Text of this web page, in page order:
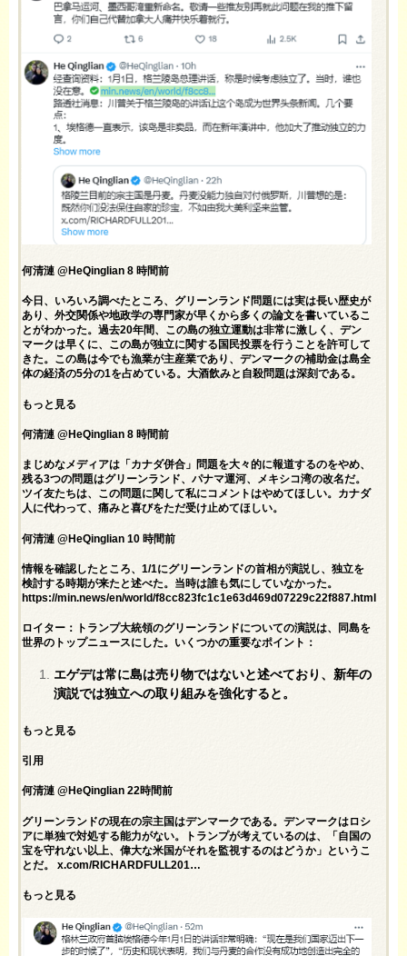
何清漣 @HeQinglian 8 時間前
今日、いろいろ調べたところ、グリーンランド問題には実は長い歴史が
あり、外交関係や地政学の専門家が早くから多くの論文を書いているこ
とがわかった。過去20年間、この島の独立運動は非常に激しく、デン
マークは早くに、この島が独立に関する国民投票を行うことを許可して
きた。この島は今でも漁業が主産業であり、デンマークの補助金は島全
体の経済の5分の1を占めている。大酒飲みと自殺問題は深刻である。
もっと見る
何清漣 @HeQinglian 8 時間前
まじめなメディアは「カナダ併合」問題を大々的に報道するのをやめ、
残る3つの問題はグリーンランド、パナマ運河、メキシコ湾の改名だ。
ツイ友たちは、この問題に関して私にコメントはやめてほしい。カナダ
人に代わって、痛みと喜びをただ受け止めてほしい。
何清漣 @HeQinglian 10 時間前
情報を確認したところ、1/1にグリーンランドの首相が演説し、独立を
検討する時期が来たと述べた。当時は誰も気にしていなかった。
https://min.news/en/world/f8cc823fc1c1e63d469d07229c22f887.html
ロイター：トランプ大統領のグリーンランドについての演説は、同島を
世界のトップニュースにした。いくつかの重要なポイント：
エゲデは常に島は売り物ではないと述べており、新年の
演説では独立への取り組みを強化すると。
もっと見る
引用
何清漣 @HeQinglian 22時間前
グリーンランドの現在の宗主国はデンマークである。デンマークはロシ
アに単独で対処する能力がない。トランプが考えているのは、「自国の
宝を守れない以上、偉大な米国がそれを監視するのはどうか」というこ
とだ。 x.com/RICHARDFULL201…
もっと見る